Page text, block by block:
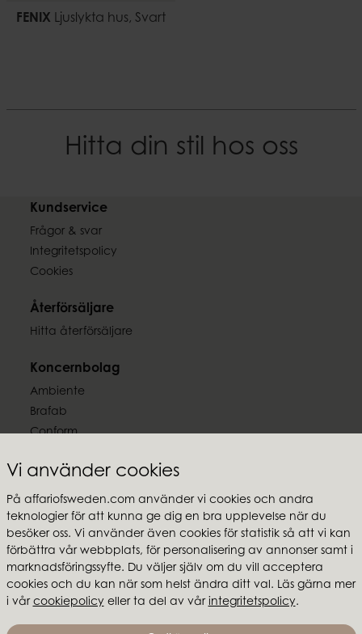
Vi använder cookies
På affariofsweden.com använder vi cookies och andra
teknologier för att kunna ge dig en bra upplevelse när du
besöker oss. Vi använder även cookies för statistik så att vi kan
förbättra vår webbplats, för personalisering av annonser samt i
marknadsföringssyfte. Du väljer själv om du vill acceptera
cookies och du kan när som helst ändra ditt val. Läs gärna mer
i vår cookiepolicyeller ta del av vår integritetspolicy.
FENIX Ljuslykta hus, Svart
Hitta din stil hos oss
Kundservice
Frågor & svar
Integritetspolicy
Cookies
Återförsäljare
Hitta återförsäljare
Koncernbolag
Ambiente
Brafab
Conform
MTI
Följ oss
Affari of Sweden
Om oss